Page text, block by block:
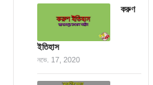
করুণ
ইতিহাস
নভে. 17, 2020